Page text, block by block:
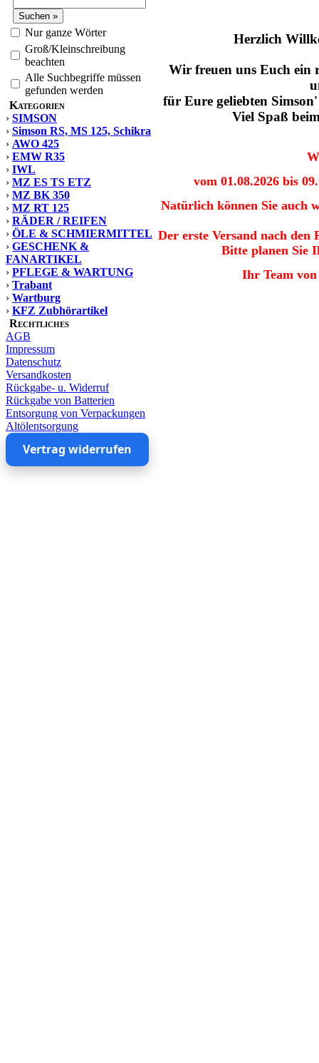
Nur ganze Wörter
Groß/Kleinschreibung
beachten
Alle Suchbegriffe müssen
gefunden werden
Kategorien
› SIMSON
› Simson RS, MS 125, Schikra
› AWO 425
› EMW R35
› IWL
› MZ ES TS ETZ
› MZ BK 350
› MZ RT 125
› RÄDER / REIFEN
› ÖLE & SCHMIERMITTEL
› GESCHENK &
FANARTIKEL
› PFLEGE & WARTUNG
› Trabant
› Wartburg
› KFZ Zubhörartikel
Rechtliches
AGB
Impressum
Datenschutz
Versandkosten
Rückgabe- u. Widerruf
Rückgabe von Batterien
Entsorgung von Verpackungen
Altölentsorgung
Vertrag widerrufen
Herzlich
Wir freuen uns Euch ein
für Eure geliebten
Viel Spaß
vom 01.08.2026 bis
Natürlich können Sie auch
Der erste Versand nach den
Bitte planen Sie
Ihr Team